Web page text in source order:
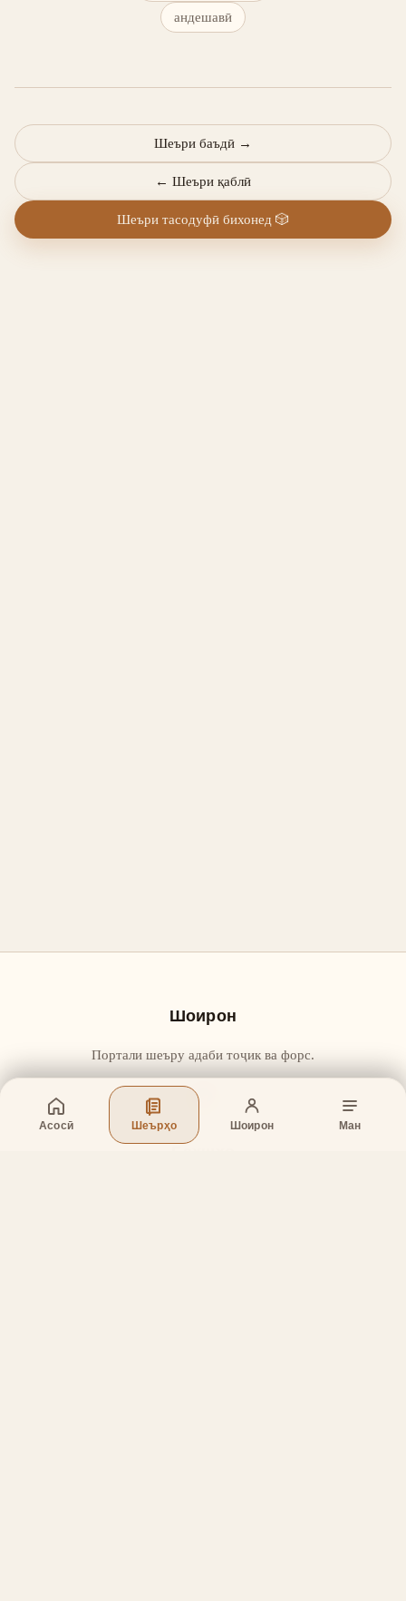
Асосӣ Шеърҳо Шоирон Ман
андешавӣ
← Шеъри қаблӣ
Шеъри баъдӣ →
Шеъри тасодуфӣ бихонед 🎲
Шоирон
Портали шеъру адаби тоҷик ва форс.